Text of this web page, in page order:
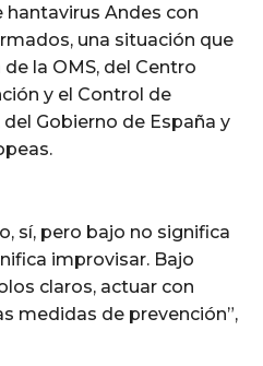
Andes con
una situación que
la OMS, del Centro
y el Control de
Gobierno de España y
sí, pero bajo no significa
improvisar. Bajo
claros, actuar con
medidas de prevención”,